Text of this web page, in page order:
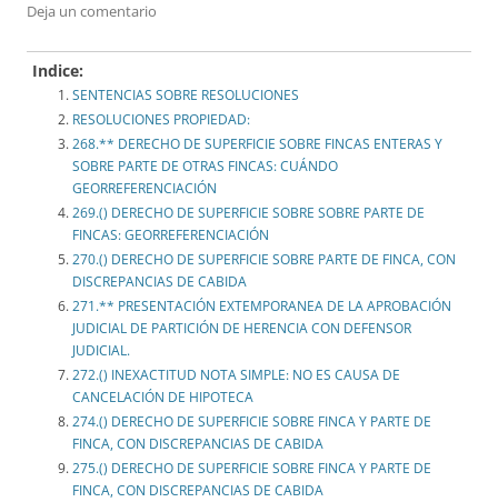
Deja un comentario
Indice:
SENTENCIAS SOBRE RESOLUCIONES
RESOLUCIONES PROPIEDAD:
268.** DERECHO DE SUPERFICIE SOBRE FINCAS ENTERAS Y
SOBRE PARTE DE OTRAS FINCAS: CUÁNDO
GEORREFERENCIACIÓN
269.() DERECHO DE SUPERFICIE SOBRE SOBRE PARTE DE
FINCAS: GEORREFERENCIACIÓN
270.() DERECHO DE SUPERFICIE SOBRE PARTE DE FINCA, CON
DISCREPANCIAS DE CABIDA
271.** PRESENTACIÓN EXTEMPORANEA DE LA APROBACIÓN
JUDICIAL DE PARTICIÓN DE HERENCIA CON DEFENSOR
JUDICIAL.
272.() INEXACTITUD NOTA SIMPLE: NO ES CAUSA DE
CANCELACIÓN DE HIPOTECA
274.() DERECHO DE SUPERFICIE SOBRE FINCA Y PARTE DE
FINCA, CON DISCREPANCIAS DE CABIDA
275.() DERECHO DE SUPERFICIE SOBRE FINCA Y PARTE DE
FINCA, CON DISCREPANCIAS DE CABIDA